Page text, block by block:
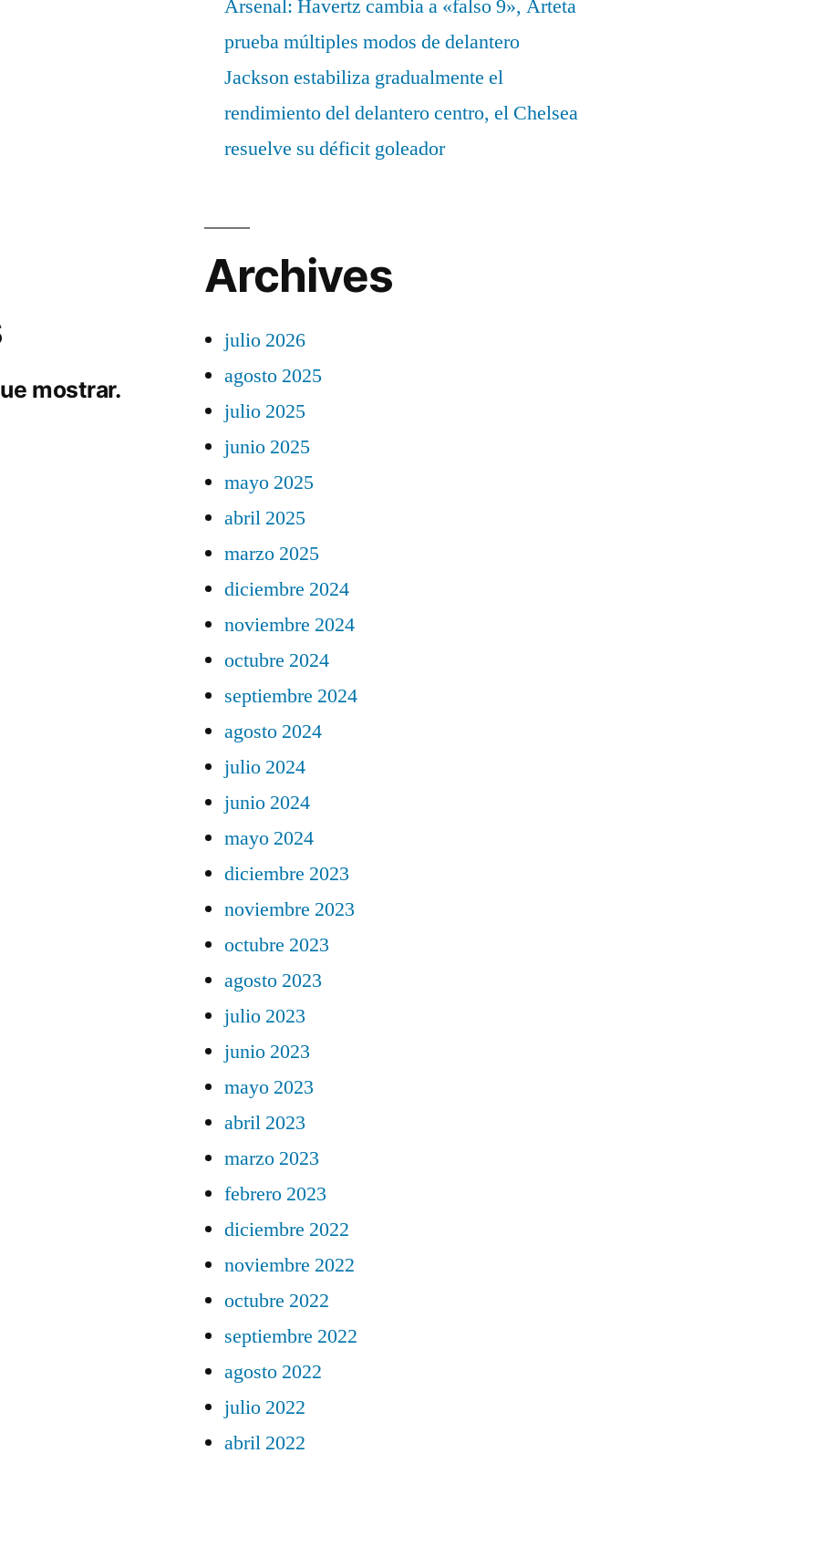
Arsenal: Havertz cambia a «falso 9», Arteta
prueba múltiples modos de delantero
Jackson estabiliza gradualmente el
rendimiento del delantero centro, el Chelsea
resuelve su déficit goleador
mostrar.
Archives
julio 2026
agosto 2025
julio 2025
junio 2025
mayo 2025
abril 2025
marzo 2025
diciembre 2024
noviembre 2024
octubre 2024
septiembre 2024
agosto 2024
julio 2024
junio 2024
mayo 2024
diciembre 2023
noviembre 2023
octubre 2023
agosto 2023
julio 2023
junio 2023
mayo 2023
abril 2023
marzo 2023
febrero 2023
diciembre 2022
noviembre 2022
octubre 2022
septiembre 2022
agosto 2022
julio 2022
abril 2022